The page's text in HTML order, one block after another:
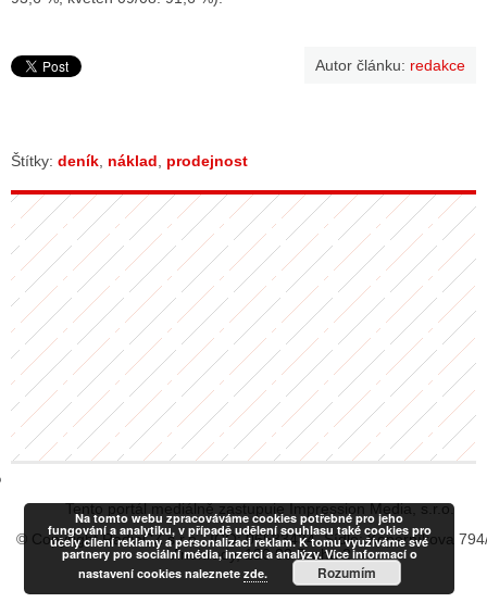
STRÁNKY TV
STÁT BLOGEREM
BLOGERA
DISKUTÉRA NA RADIOTV
STARŠÍCH DISKUZÍ
Autor článku: redakce
Štítky: deník náklad prodejnost
Tento portál mediálně zastupuje Impression Media, s.r.o.
© Copyright RadiaCZ s.r.o., IČO: 06533434, Sídlo: Koperníkova
Vinohrady, 120 00 Praha 2
Na tomto webu zpracováváme cookies potřebné pro jeho
fungování a analytiku, v případě udělení souhlasu také cookies pro
účely cílení reklamy a personalizaci reklam. K tomu využíváme své
partnery pro sociální média, inzerci a analýzy. Více informací o
nastavení cookies naleznete zde. Rozumím